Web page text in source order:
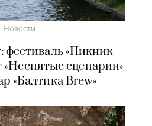
Новости
фестиваль «Пикник
сценарии»
«Балтика Brew»